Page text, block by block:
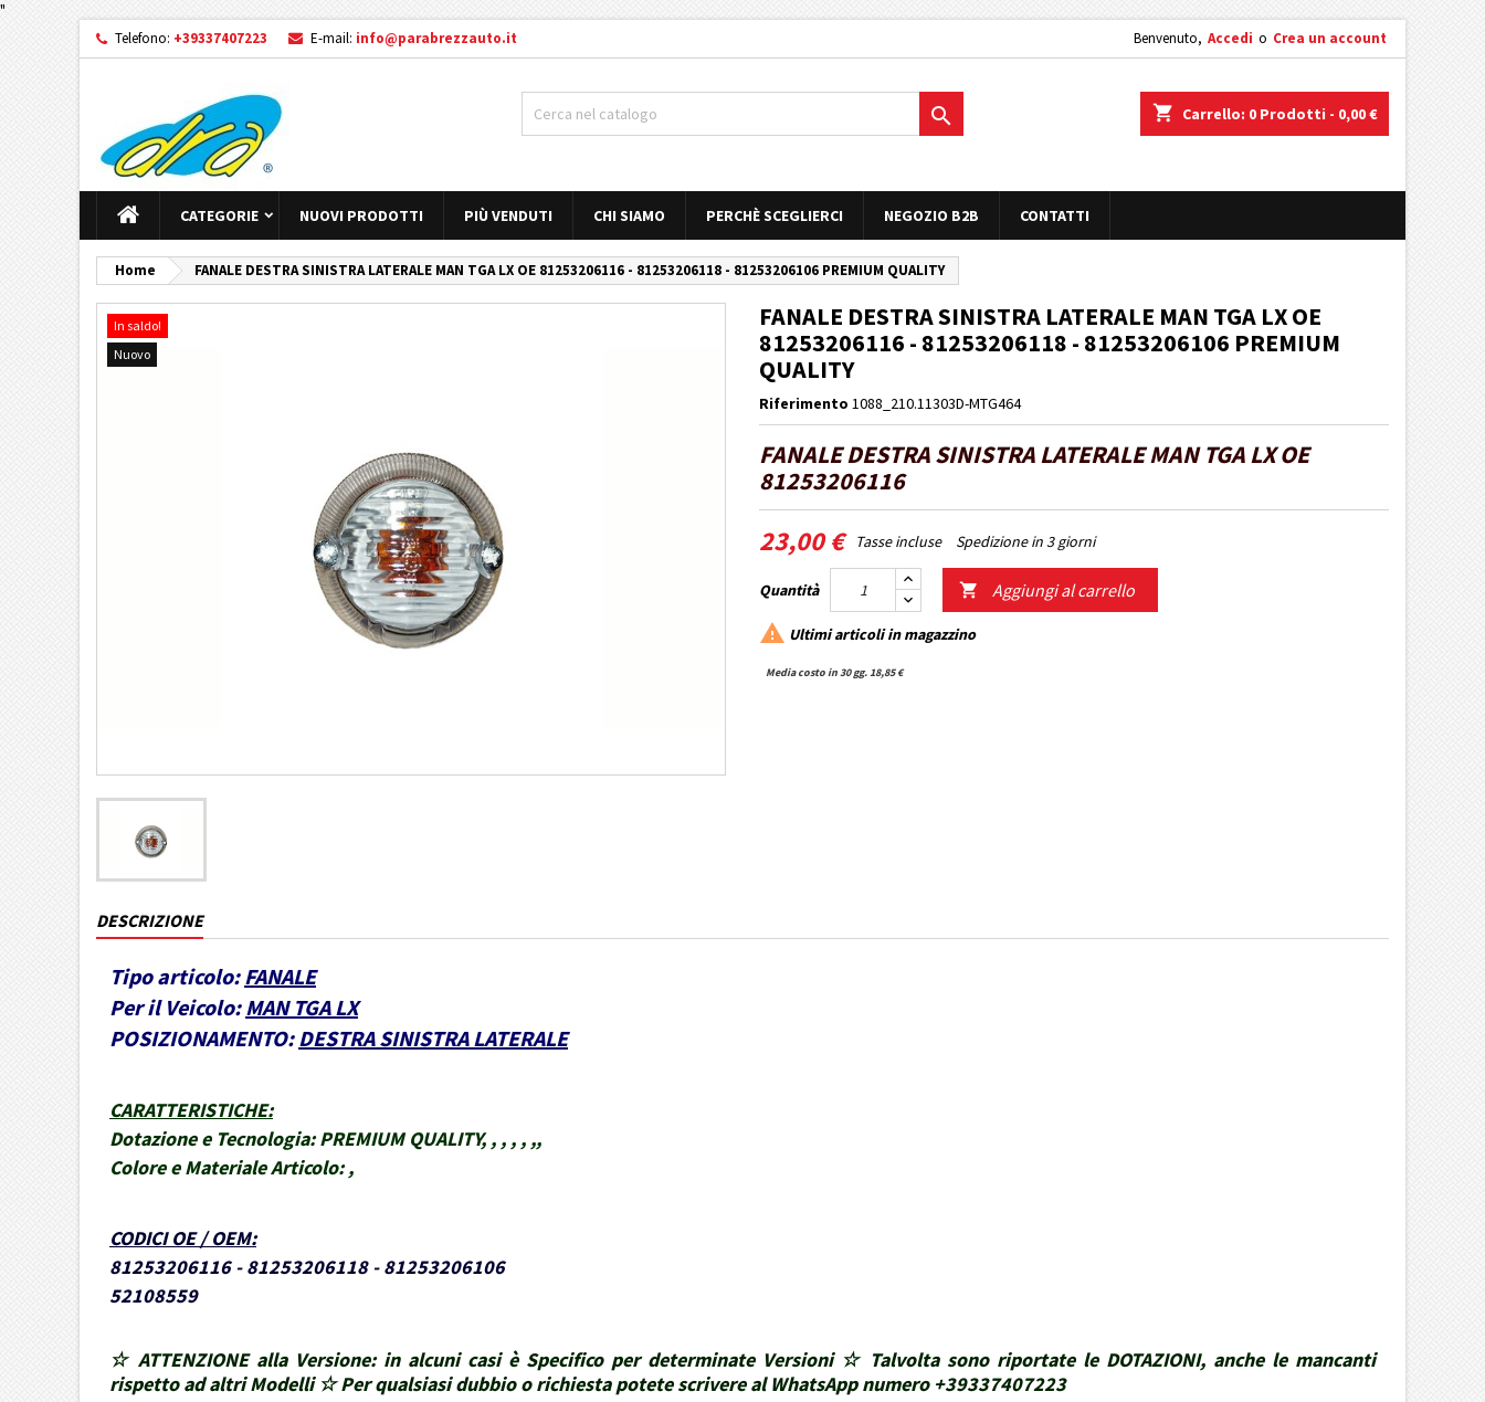
"
Telefono: +39337407223 E-mail: info@parabrezzauto.it Benvenuto, Accedi o Crea un account
shopping_cart Carrello: 0 Prodotti - 0,00 €

CATEGORIE NUOVI PRODOTTI PIÙ VENDUTI CHI SIAMO PERCHÈ SCEGLIERCI NEGOZIO B2B CONTATTI
Home FANALE DESTRA SINISTRA LATERALE MAN TGA LX OE 81253206116 - 81253206118 - 81253206106 PREMIUM QUALITY
In saldo!
Nuovo
FANALE DESTRA SINISTRA LATERALE MAN TGA LX OE
81253206116 - 81253206118 - 81253206106 PREMIUM
QUALITY
Riferimento 1088_210.11303D-MTG464
FANALE DESTRA SINISTRA LATERALE MAN TGA LX OE
81253206116
23,00 € Tasse incluse Spedizione in 3 giorni
Quantità  Aggiungi al carrello
 Ultimi articoli in magazzino
Media costo in 30 gg. 18,85 €
DESCRIZIONE
Tipo articolo: FANALE
Per il Veicolo: MAN TGA LX
POSIZIONAMENTO: DESTRA SINISTRA LATERALE
CARATTERISTICHE:
Dotazione e Tecnologia: PREMIUM QUALITY, , , , , ,,
Colore e Materiale Articolo: ,
CODICI OE / OEM:
81253206116 - 81253206118 - 81253206106
52108559
☆ ATTENZIONE alla Versione: in alcuni casi è Specifico per determinate Versioni ☆ Talvolta sono riportate le DOTAZIONI, anche le mancanti
rispetto ad altri Modelli ☆ Per qualsiasi dubbio o richiesta potete scrivere al WhatsApp numero +39337407223